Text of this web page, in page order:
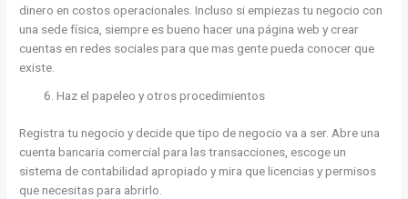
dinero en costos operacionales. Incluso si empiezas tu negocio con
una sede física, siempre es bueno hacer una página web y crear
cuentas en redes sociales para que mas gente pueda conocer que
existe.
Haz el papeleo y otros procedimientos
Registra tu negocio y decide que tipo de negocio va a ser. Abre una
cuenta bancaria comercial para las transacciones, escoge un
sistema de contabilidad apropiado y mira que licencias y permisos
que necesitas para abrirlo.